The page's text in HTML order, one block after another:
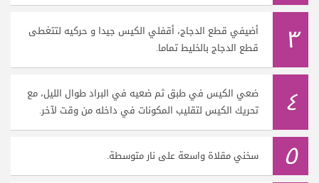
٣
أضيفي قطع الدجاج، أقفلي الكيس جيدا و حركيه لتتغطى
قطع الدجاج بالخليط تماما.
٤
ضعي الكيس في طبق ثم ضعيه في البراد طوال الليل، مع
تحريك الكيس لتقليب المكونات في داخله من وقت لآخر.
٥ سخني مقلاة واسعة على نار متوسطة.